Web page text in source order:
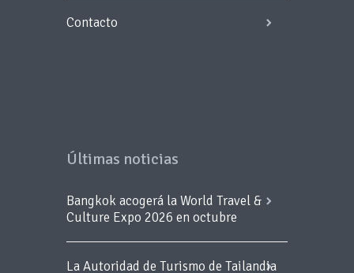
Contacto
Últimas noticias
Bangkok acogerá la World Travel &
Culture Expo 2026 en octubre
La Autoridad de Turismo de Tailandia